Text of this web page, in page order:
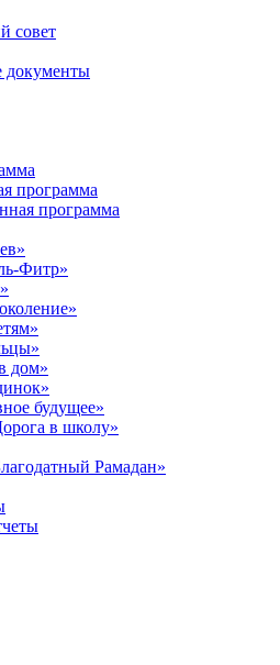
совет
документы
программа
программа
Фитр»
дом»
будущее»
в школу»
Рамадан»